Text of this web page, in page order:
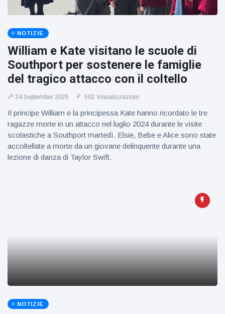
NOTIZIE
William e Kate visitano le scuole di
Southport per sostenere le famiglie
del tragico attacco con il coltello
24 September 2025 502 Visualizzazioni
Il principe William e la principessa Kate hanno ricordato le tre
ragazze morte in un attacco nel luglio 2024 durante le visite
scolastiche a Southport martedì. Elsie, Bebe e Alice sono state
accoltellate a morte da un giovane delinquente durante una
lezione di danza di Taylor Swift.
NOTIZIE